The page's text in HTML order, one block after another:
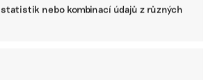
nebo kombinací údajů z různých
pěti nejdůležitějších změn
Taxonomie EU. Méně byrokracie, duplicit i